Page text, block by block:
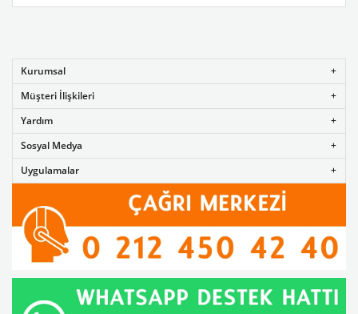
Kurumsal
Müşteri İlişkileri
Yardım
Sosyal Medya
Uygulamalar